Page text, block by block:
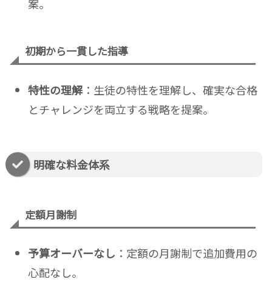
案。
初期から一貫した指導
特性の理解：生徒の特性を理解し、確実な合格
とチャレンジを両立する戦略を提案。
明確な料金体系
定額月謝制
予算オーバーなし ：定額の月謝制で追加費用の
心配なし。